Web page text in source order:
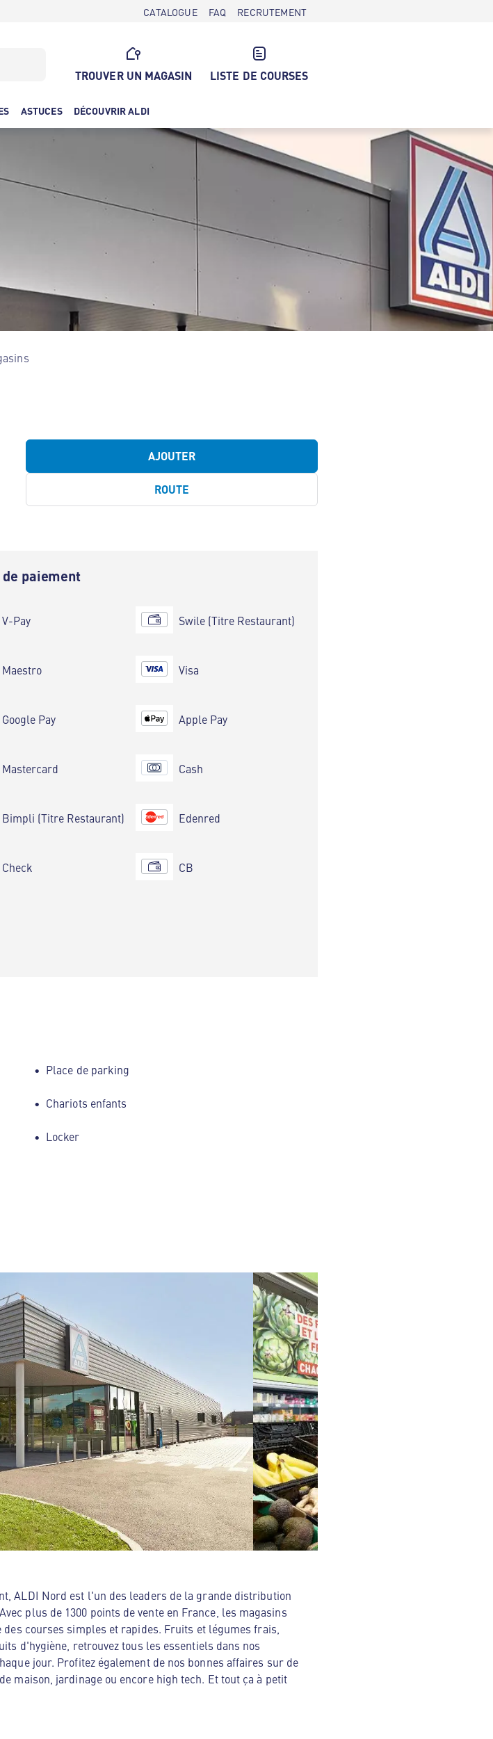
CATALOGUE FAQ RECRUTEMENT
TROUVER UN MAGASIN LISTE DE COURSES
ASTUCES DÉCOUVRIR ALDI
AJOUTER
ROUTE
de paiement
V-Pay
Maestro
Google Pay
Mastercard
Bimpli (Titre Restaurant)
Check
Swile (Titre Restaurant)
Visa
Apple Pay
Cash
Edenred
CB
Place de parking
Chariots enfants
Locker
ALDI Nord est l'un des leaders de la grande distribution
plus de 1300 points de vente en France, les magasins
courses simples et rapides. Fruits et légumes frais,
d'hygiène, retrouvez tous les essentiels dans nos
jour. Profitez également de nos bonnes affaires sur de
maison, jardinage ou encore high tech. Et tout ça à petit